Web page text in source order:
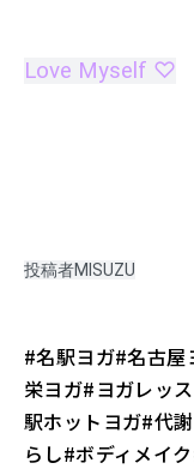
Love Myself ♡
投稿者MISUZU
#名駅ヨガ#名古
栄ヨガ#ヨガレッ
駅ホットヨガ#代
らし#ボディメイ